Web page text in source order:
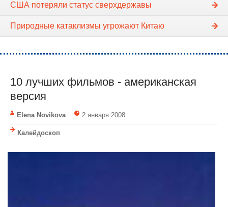
США потеряли статус сверхдержавы
Природные катаклизмы угрожают Китаю
10 лучших фильмов - американская
версия
Elena Novikova 2 января 2008
Калейдоскоп